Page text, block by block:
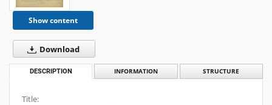
Show content
Download
DESCRIPTION INFORMATION STRUCTURE
Title: